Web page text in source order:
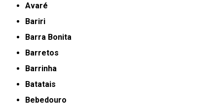
Avaré
Bariri
Barra Bonita
Barretos
Barrinha
Batatais
Bebedouro